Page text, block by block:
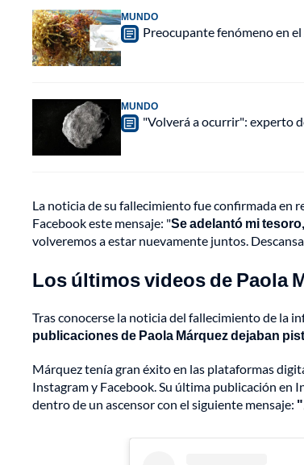
MUNDO
Preocupante fenómeno en
MUNDO
"Volverá a ocurrir": experto
La noticia de su fallecimiento fue confirmada en
Facebook este mensaje: "Se adelantó mi
volveremos a estar nuevamente juntos.
Los últimos videos de Paola
Tras conocerse la noticia del fallecimiento de la
publicaciones de Paola Márquez dejaban
Márquez tenía gran éxito en las plataformas
Instagram y Facebook. Su última publicación en
dentro de un ascensor con el siguiente mensaje: